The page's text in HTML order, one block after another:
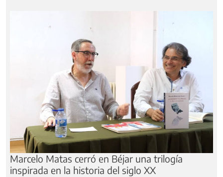
Marcelo Matas cerró en Béjar una trilogía
inspirada en la historia del siglo XX